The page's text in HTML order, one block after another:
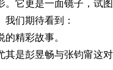
。它更是一面镜子，试图
们期待看到：
精彩故事。
其是彭昱畅与张钧甯这对